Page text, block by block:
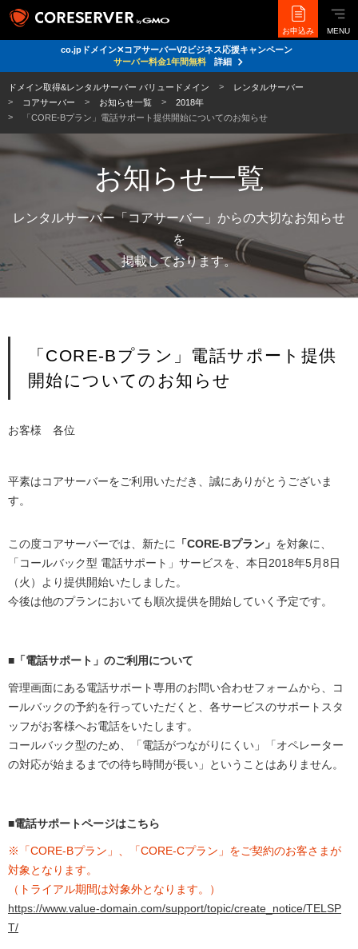
お申込み MENU
co.jpドメイン✕コアサーバーV2ビジネス応援キャンペーン
サーバー料金1年間無料
詳細
ドメイン取得&レンタルサーバー バリュードメイン
レンタルサーバー
コアサーバー
お知らせ一覧
2018年
「CORE-Bプラン」電話サポート提供開始についてのお知らせ
お知らせ一覧
レンタルサーバー「コアサーバー」からの大切なお知らせ
を
掲載しております。
「CORE-Bプラン」電話サポート提供
開始についてのお知らせ
お客様 各位
平素はコアサーバーをご利用いただき、誠にありがとうございま
す。
この度コアサーバーでは、新たに 「CORE-Bプラン」 を対象に、
「コールバック型 電話サポート」サービスを、本日2018年5月8日
（火）より提供開始いたしました。
今後は他のプランにおいても順次提供を開始していく予定です。
■「電話サポート」のご利用について
管理画面にある電話サポート専用のお問い合わせフォームから、コ
ールバックの予約を行っていただくと、各サービスのサポートスタ
ッフがお客様へお電話をいたします。
コールバック型のため、「電話がつながりにくい」「オペレーター
の対応が始まるまでの待ち時間が長い」ということはありません。
■電話サポートページはこちら
※「CORE-Bプラン」、「CORE-Cプラン」をご契約のお客さまが
対象となります。
（トライアル期間は対象外となります。）
https://www.value-domain.com/support/topic/create_notice/TELSP
T/